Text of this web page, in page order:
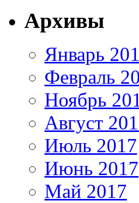
Архивы
Январь
Февраль
Ноябрь
Август
Июль 2017
Июнь 2017
Май 2017